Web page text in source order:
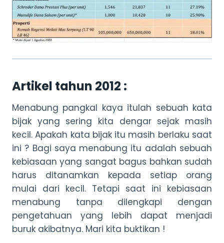
Artikel tahun 2012 :
Menabung pangkal kaya itulah sebuah kata
bijak yang sering kita dengar sejak masih
kecil. Apakah kata bijak itu masih berlaku saat
ini ? Bagi saya menabung itu adalah sebuah
kebiasaan yang sangat bagus bahkan sudah
harus ditanamkan kepada setiap orang
mulai dari kecil. Tetapi saat ini kebiasaan
menabung tanpa dilengkapi dengan
pengetahuan yang lebih dapat menjadi
buruk akibatnya. Mari kita buktikan !